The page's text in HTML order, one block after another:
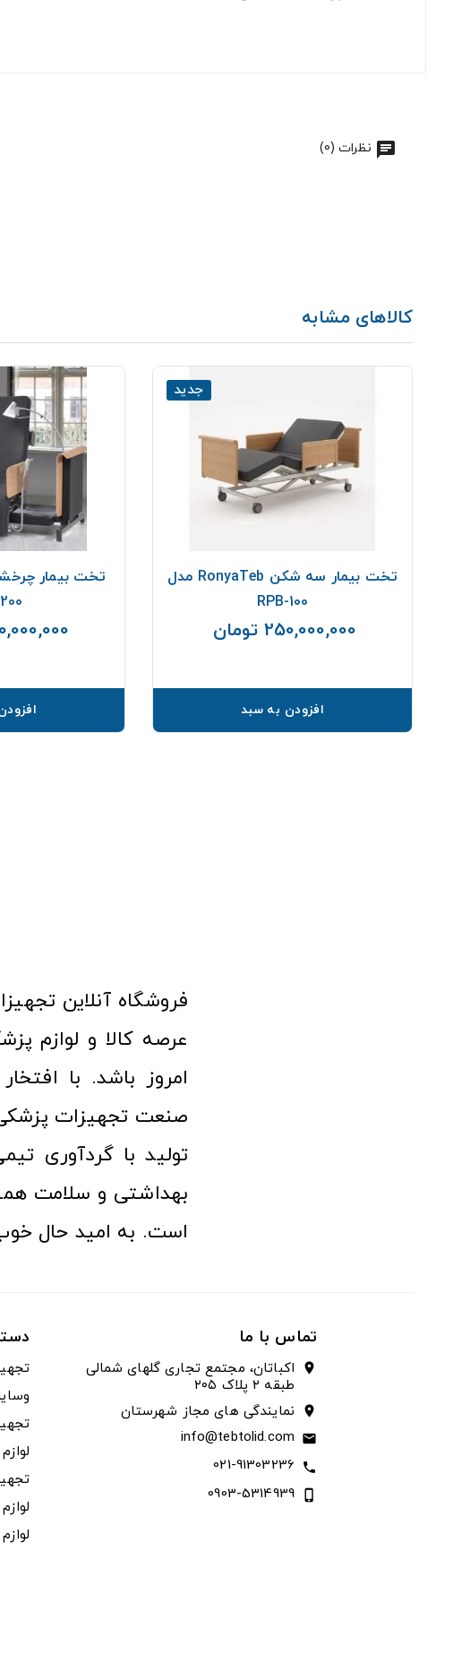
نظرات (0)
کالاهای مشابه
جدید
تخت بیمار سه شکن RonyaTeb مدل
RPB-100
250,000,000 تومان
افزودن به سبد
390,000,000
امروز باشد. با
صنعت تجهیزات
تولید با گردآوری
بهداشتی و سلامت
است. به امید حال
تماس با ما
location_on
اکباتان، مجتمع تجاری گلهای شمالی
طبقه ۲ پلاک ۲۰۵
location_on نمایندگی های مجاز شهرستان
email
info@tebtolid.com
call
021-91303236
phone_iphone
0903-5314939